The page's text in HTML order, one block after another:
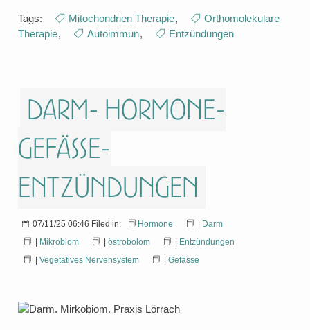
Tags: Mitochondrien Therapie,
Orthomolekulare
Therapie, Autoimmun, Entzündungen
Darm- Hormone-
Gefässe-
Entzündungen
07/11/25 06:46 Filed in: Hormone | Darm
| Mikrobiom | östrobolom | Entzündungen
| Vegetatives Nervensystem | Gefässe